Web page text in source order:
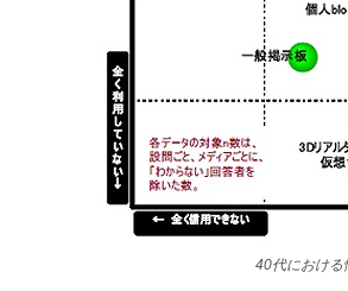
40代における